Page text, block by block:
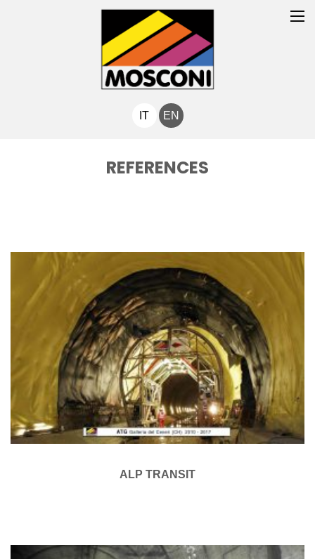
IT EN
REFERENCES
ALP TRANSIT